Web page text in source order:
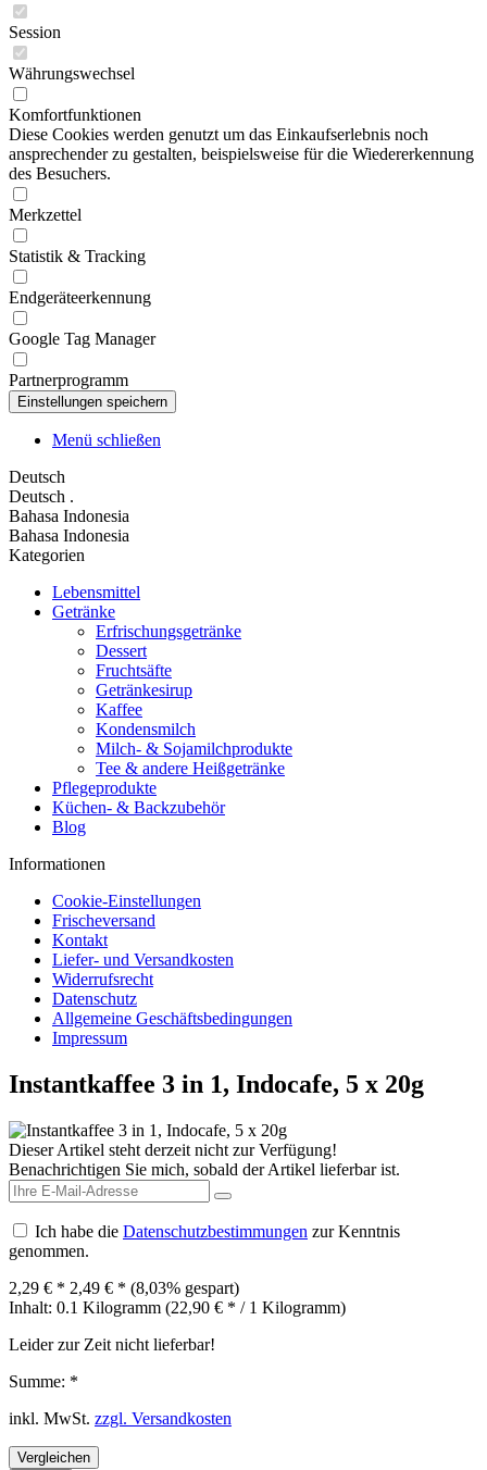
Session
Währungswechsel
Komfortfunktionen
Diese Cookies werden genutzt um das Einkaufserlebnis noch
ansprechender zu gestalten, beispielsweise für die Wiedererkennung
des Besuchers.
Merkzettel
Statistik & Tracking
Endgeräteerkennung
Google Tag Manager
Partnerprogramm
Menü schließen
Deutsch
Deutsch .
Bahasa Indonesia
Bahasa Indonesia
Kategorien
Lebensmittel
Getränke
Erfrischungsgetränke
Dessert
Fruchtsäfte
Getränkesirup
Kaffee
Kondensmilch
Milch- & Sojamilchprodukte
Tee & andere Heißgetränke
Pflegeprodukte
Küchen- & Backzubehör
Blog
Informationen
Cookie-Einstellungen
Frischeversand
Kontakt
Liefer- und Versandkosten
Widerrufsrecht
Datenschutz
Allgemeine Geschäftsbedingungen
Impressum
Instantkaffee 3 in 1, Indocafe, 5 x 20g
Dieser Artikel steht derzeit nicht zur Verfügung!
Benachrichtigen Sie mich, sobald der Artikel lieferbar ist.
Ich habe die Datenschutzbestimmungen zur Kenntnis
genommen.
2,29 € * 2,49 € * (8,03% gespart)
Inhalt: 0.1 Kilogramm (22,90 € * / 1 Kilogramm)
Leider zur Zeit nicht lieferbar!
Summe: *
inkl. MwSt. zzgl. Versandkosten
Vergleichen